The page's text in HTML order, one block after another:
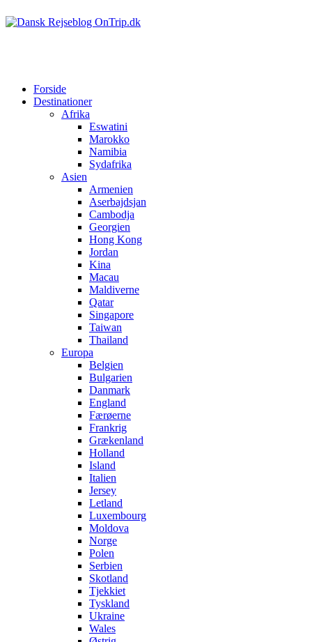
Forside
Destinationer
Afrika
Eswatini
Marokko
Namibia
Sydafrika
Asien
Armenien
Aserbajdsjan
Cambodja
Georgien
Hong Kong
Jordan
Kina
Macau
Maldiverne
Qatar
Singapore
Taiwan
Thailand
Europa
Belgien
Bulgarien
Danmark
England
Færøerne
Frankrig
Grækenland
Holland
Island
Italien
Jersey
Letland
Luxembourg
Moldova
Norge
Polen
Serbien
Skotland
Tjekkiet
Tyskland
Ukraine
Wales